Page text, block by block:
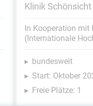
Klinik
In Kooperation mit
(Internationale
bundesweit
Start: Oktober
Freie Plätze: 1